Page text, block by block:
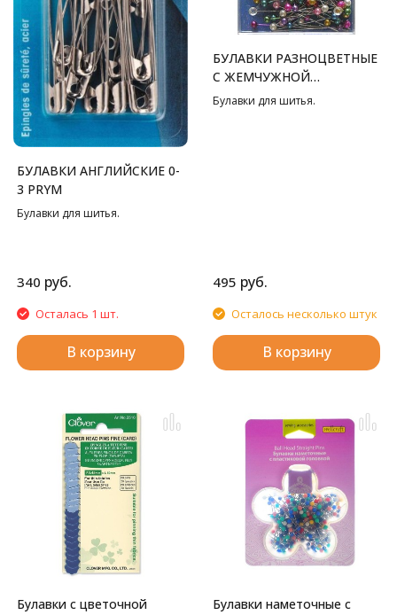
БУЛАВКИ АНГЛИЙСКИЕ 0-
3 PRYM
Булавки для шитья.
340 руб.
Осталась 1 шт.
В корзину
БУЛАВКИ РАЗНОЦВЕТНЫЕ
С ЖЕМЧУЖНОЙ
ГОЛОВКОЙ, 0.65X38 ММ
Булавки для шитья.
495 руб.
Осталось несколько штук
В корзину
Булавки с цветочной
Булавки наметочные с